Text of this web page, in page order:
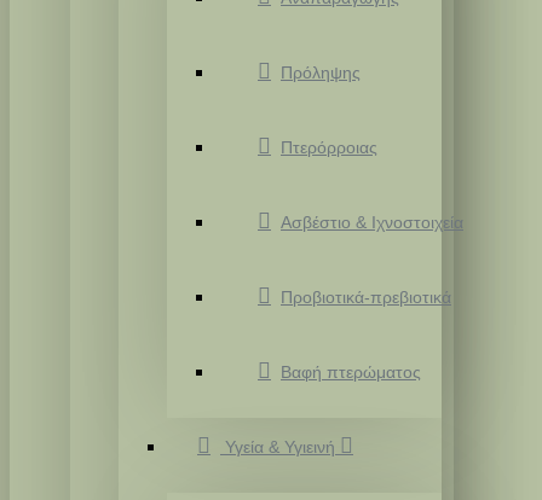
Πρόληψης
Πτερόρροιας
Ασβέστιο & Ιχνοστοιχεία
Προβιοτικά-πρεβιοτικά
Βαφή πτερώματος
Υγεία & Υγιεινή